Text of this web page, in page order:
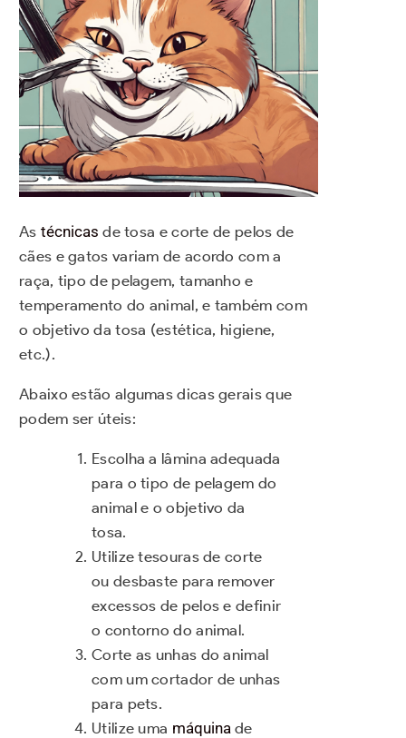
As técnicas de tosa e corte de pelos de
cães e gatos variam de acordo com a
raça, tipo de pelagem, tamanho e
temperamento do animal, e também com
o objetivo da tosa (estética, higiene,
etc.).
Abaixo estão algumas dicas gerais que
podem ser úteis:
Escolha a lâmina adequada
para o tipo de pelagem do
animal e o objetivo da
tosa.
Utilize tesouras de corte
ou desbaste para remover
excessos de pelos e definir
o contorno do animal.
Corte as unhas do animal
com um cortador de unhas
para pets.
Utilize uma máquina de